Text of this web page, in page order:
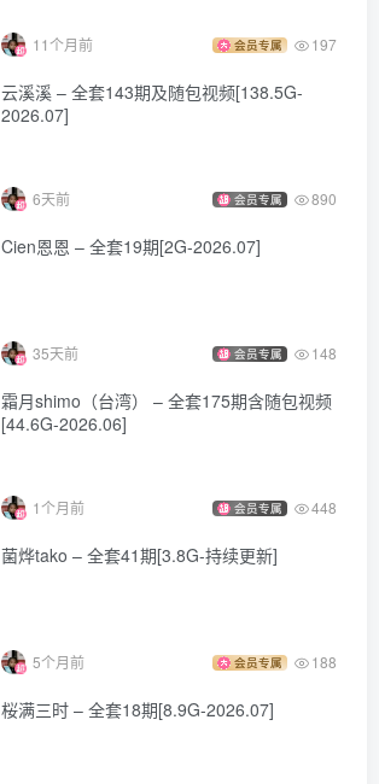
11个月前 会员专属 197
云溪溪 – 全套143期及随包视频[138.5G-
2026.07]
6天前 会员专属 890
Cien恩恩 – 全套19期[2G-2026.07]
35天前 会员专属 148
霜月shimo（台湾） – 全套175期含随包视频
[44.6G-2026.06]
1个月前 会员专属 448
菌烨tako – 全套41期[3.8G-持续更新]
5个月前 会员专属 188
桜满三时 – 全套18期[8.9G-2026.07]